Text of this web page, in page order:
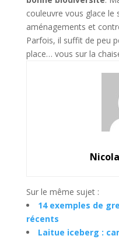
couleuvre vous glace le
aménagements et
Parfois, il suffit de peu
place… vous sur la
Sur le même sujet :
14 exemples de
récents
Laitue iceberg :